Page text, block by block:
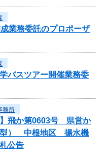
業務委託のプロポーザ
バスツアー開催業務委
務所
】飛か第0603号 県営か
型） 中根地区 揚水機
公告